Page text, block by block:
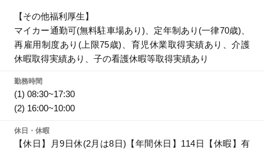
【その他福利厚生】
マイカー通勤可(無料駐車場あり)、定年制あり(一律70歳)、
再雇用制度あり(上限75歳)、育児休業取得実績あり、介護
休暇取得実績あり、子の看護休暇等取得実績あり
勤務時間
(1) 08:30~17:30
(2) 16:00~10:00
休日・休暇
【休日】月9日休(2月は8日)【年間休日】114日【休暇】有